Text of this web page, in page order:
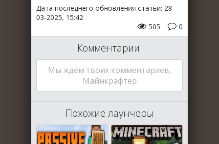
Дата последнего обновления статьи: 28-
03-2025, 15:42
0
505
Комментарии:
Мы ждем твоих комментариев,
Майнкрафтер
Похожие лаунчеры